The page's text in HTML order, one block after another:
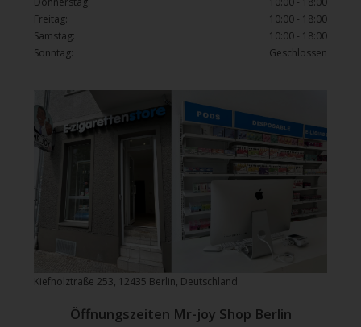
Kiefholztraße 253, 12435 Berlin, Deutschland
Freitag:
10:00 - 18:00
Samstag:
10:00 - 18:00
Sonntag:
Geschlossen
Öffnungszeiten Mr-joy Shop Berlin